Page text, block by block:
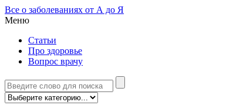
Все о заболеваниях от А до Я
Меню
Статьи
Про здоровье
Вопрос врачу